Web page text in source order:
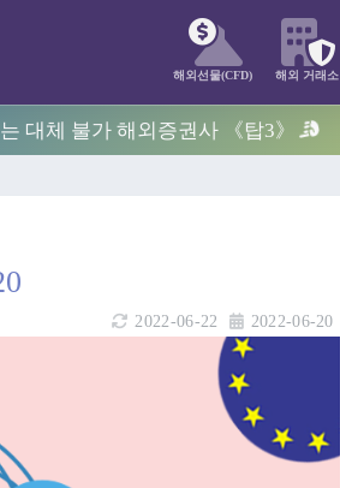
해외선물(CFD) 해외 거래소
대체 불가 해외증권사 《탑3》
2022-06-20
2022-06-22